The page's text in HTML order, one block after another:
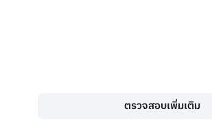
ตรวจสอบเพิ่มเติม